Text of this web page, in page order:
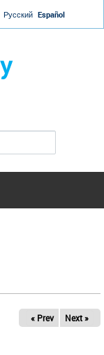
Русский Español
« Prev Next »